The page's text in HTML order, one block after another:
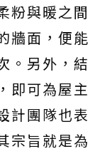
粉與暖之間
牆面，便能
。另外，結
即可為屋主
計團隊也表
宗旨就是為